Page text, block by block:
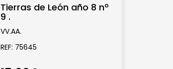
Tierras de León año 8 nº
9 .
VV.AA.
REF: 75645